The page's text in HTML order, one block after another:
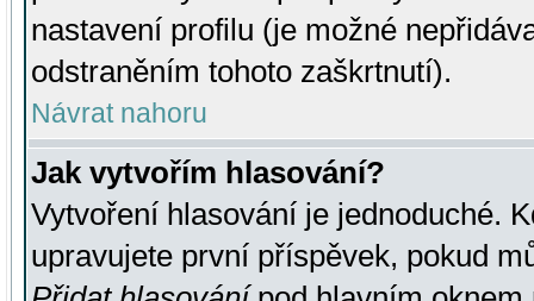
nastavení profilu (je možné
odstraněním tohoto zaškrtnutí).
Návrat nahoru
Jak vytvořím hlasování?
Vytvoření hlasování je jednoduché.
upravujete první příspěvek, pokud